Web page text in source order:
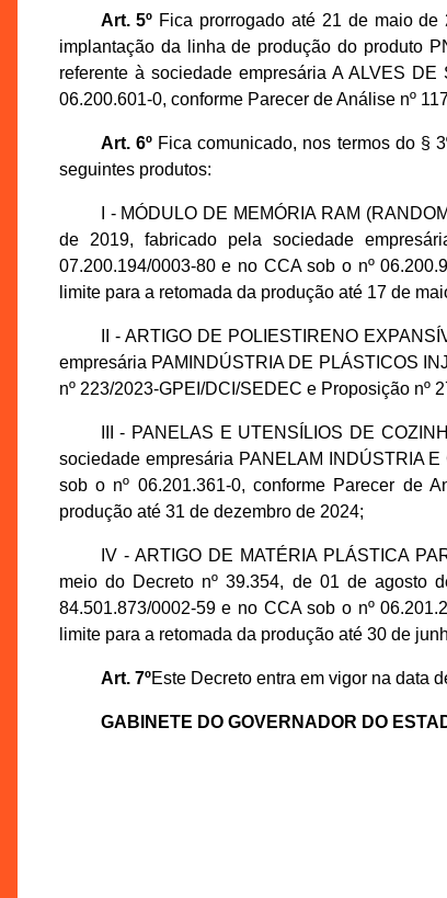
Art. 5º Fica prorrogado até 21 de maio de
implantação da linha de produção do produto
referente à sociedade empresária A ALVES
06.200.601-0, conforme Parecer de Análise nº
Art. 6ºFica comunicado, nos termos do §
seguintes produtos:
I - MÓDULO DE MEMÓRIA RAM
de 2019, fabricado pela sociedade
07.200.194/0003-80 e no CCA sob o nº
limite para a retomada da produção até 17 de
II - ARTIGO DE POLIESTIRENO
empresária PAMINDÚSTRIA DE PLÁSTICOS
nº 223/2023-GPEI/DCI/SEDEC e Proposição nº
III - PANELAS E UTENSÍLIOS DE
sociedade empresária PANELAM INDÚSTRIA
sob o nº 06.201.361-0, conforme Parecer de
produção até 31 de dezembro de 2024;
IV - ARTIGO DE MATÉRIA PLÁSTICA
meio do Decreto nº 39.354, de 01 de agosto
84.501.873/0002-59 e no CCA sob o nº
limite para a retomada da produção até 30 de
Art. 7ºEste Decreto entra em vigor na data
GABINETE DO GOVERNADOR DO